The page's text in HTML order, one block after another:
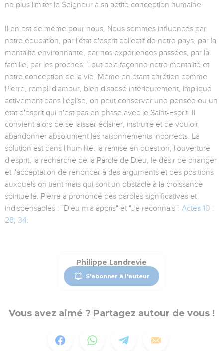
ne plus limiter le Seigneur à sa petite conception humaine.
Il en est de même pour nous. Nous sommes influencés par
notre éducation, par l'état d'esprit collectif de notre pays, par la
mentalité environnante, par nos expériences passées, par la
famille, par les proches. Tout cela façonne notre mentalité et
notre conception de la vie. Même en étant chrétien comme
Pierre, rempli d'amour, bien disposé intérieurement, impliqué
activement dans l'église, on peut conserver une pensée ou un
état d'esprit qui n'est pas en phase avec le Saint-Esprit. Il
convient alors de se laisser éclairer, instruire et de vouloir
abandonner absolument les raisonnements incorrects. La
solution est dans l'humilité, la remise en question, l'ouverture
d'esprit, la recherche de la Parole de Dieu, le désir de changer
et l'acceptation de renoncer à des arguments et des positions
auxquels on tient mais qui sont un obstacle à la croissance
spirituelle. Pierre a prononcé des paroles significatives et
indispensables : "Dieu m'a appris" et "Je reconnais". Actes 10 :
28; 34.
Philippe Landrevie
S'abonner à l'auteur
Vous avez aimé ? Partagez autour de vous !